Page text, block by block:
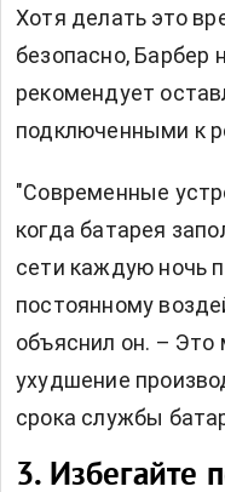
Хотя делать это
безопасно, Барбер
рекомендует
подключенными к
"Современные
когда батарея
сети каждую ночь
постоянному
объяснил он. –
ухудшение
срока службы
3. Избегайте